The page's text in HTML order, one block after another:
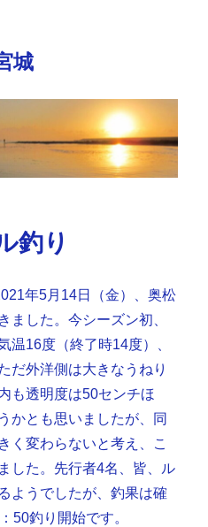
城
釣り
年5月14日（金）、奥松
ました。今シーズン初、
温16度（終了時14度）、
だ外洋側は大きなうねり
も透明度は50センチほ
かとも思いましたが、同
く変わらないと考え、こ
した。先行者4名、皆、ル
ようでしたが、釣果は確
50釣り開始です。